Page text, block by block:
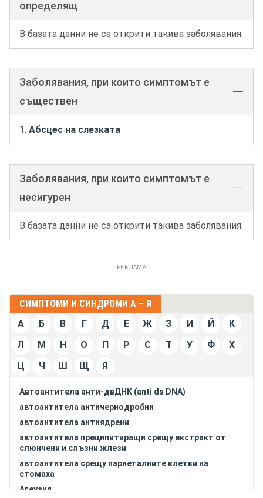
определящ
В базата данни не са открити такива заболявания.
Заболявания, при които симптомът е
съществен
Абсцес на слезката
Заболявания, при които симптомът е
несигурен
В базата данни не са открити такива заболявания.
РЕКЛАМА
СИМПТОМИ И СИНДРОМИ А – Я
А
Б В Г Д Е Ж З И Й
К
Л
М Н О П Р С Т У Ф
Х
Ц
Ч Ш Щ Я
Автоантитела анти-двДНК (anti ds DNA)
автоантитела античернодробни
автоантитела антиядрени
автоантитела преципитиращи срещу екстракт от
слюнчени и слъзни жлези
автоантитела срещу париеталните клетки на
стомаха
Агеузия